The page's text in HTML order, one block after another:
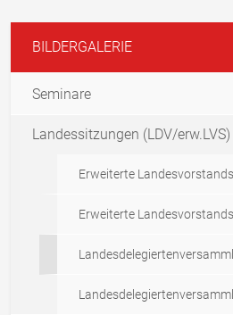
BILDERGALERIE
Seminare
Landessitzungen (LDV/erw.LVS)
Erweiterte
Erweiterte